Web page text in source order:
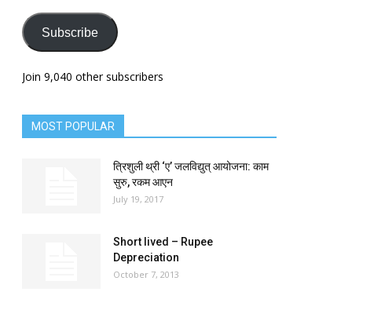
Subscribe
Join 9,040 other subscribers
MOST POPULAR
त्रिशुली थ्री ‘ए’ जलविद्युत् आयोजना: काम
सुरु, रकम आएन
July 19, 2017
Short lived – Rupee
Depreciation
October 7, 2013